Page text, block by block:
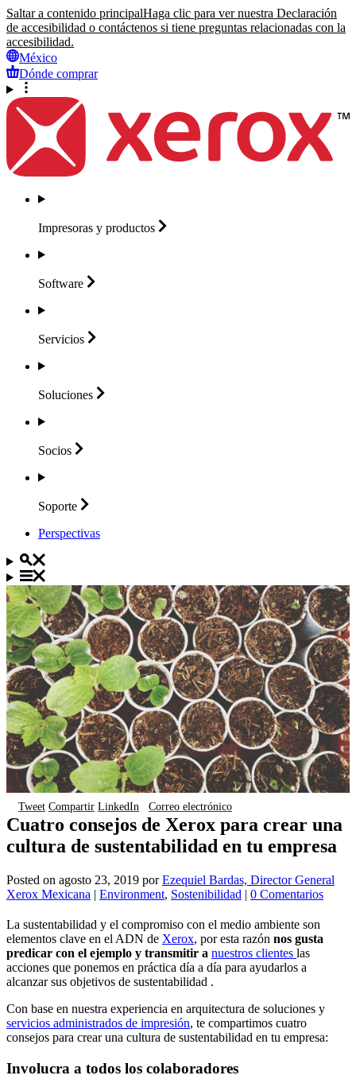
Saltar a contenido principalHaga clic para ver nuestra Declaración
de accesibilidad o contáctenos si tiene preguntas relacionadas con la
accesibilidad.
México
Dónde comprar
Impresoras y productos
Software
Servicios
Soluciones
Socios
Soporte
Perspectivas
Tweet Compartir LinkedIn Correo electrónico
Cuatro consejos de Xerox para crear una
cultura de sustentabilidad en tu empresa
Posted on agosto 23, 2019 porEzequiel Bardas, Director General
Xerox Mexicana | Environment, Sostenibilidad | 0 Comentarios
La sustentabilidad y el compromiso con el medio ambiente son
elementos clave en el ADN de Xerox, por esta razón nos gusta
predicar con el ejemplo y transmitir a nuestros clientes las
acciones que ponemos en práctica día a día para ayudarlos a
alcanzar sus objetivos de sustentabilidad .
Con base en nuestra experiencia en arquitectura de soluciones y
servicios administrados de impresión, te compartimos cuatro
consejos para crear una cultura de sustentabilidad en tu empresa:
Involucra a todos los colaboradores